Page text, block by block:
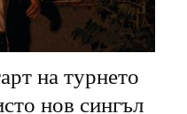
на турнето
нов сингъл